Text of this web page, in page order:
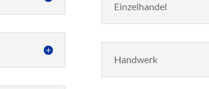
Einzelhandel
Handwerk